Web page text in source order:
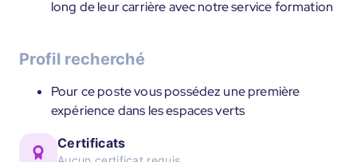
long de leur carrière avec notre service formation
Profil recherché
Pour ce poste vous possédez une première
expérience dans les espaces verts
Certificats